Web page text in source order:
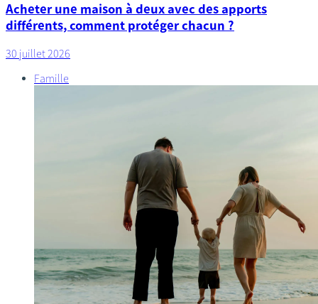
Acheter une maison à deux avec des apports
différents, comment protéger chacun ?
30 juillet 2026
Famille